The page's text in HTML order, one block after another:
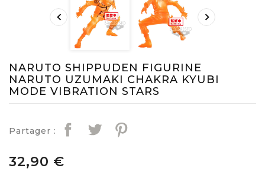
 
NARUTO SHIPPUDEN FIGURINE
NARUTO UZUMAKI CHAKRA KYUBI
MODE VIBRATION STARS
Partager :
32,90 €